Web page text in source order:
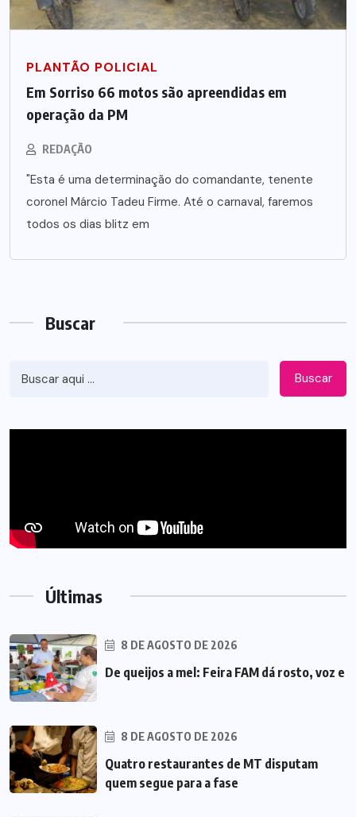
PLANTÃO POLICIAL
Em Sorriso 66 motos são apreendidas em
operação da PM
REDAÇÃO
"Esta é uma determinação do comandante, tenente
coronel Márcio Tadeu Firme. Até o carnaval, faremos
todos os dias blitz em
Buscar
Buscar
Últimas
8 DE AGOSTO DE 2026
De queijos a mel: Feira FAM dá rosto, voz e
8 DE AGOSTO DE 2026
Quatro restaurantes de MT disputam
quem segue para a fase